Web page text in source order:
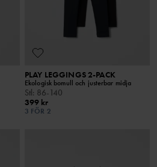
PLAY LEGGINGS 2-PACK
Ekologisk bomull och justerbar midja
Stl: 86-140
399 kr
3 FÖR 2